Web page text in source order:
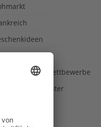
& Wettbewerbe
und Kräuter